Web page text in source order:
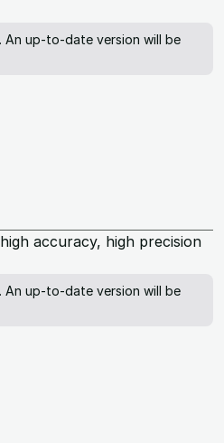
An up-to-date version will be
accuracy, high precision
An up-to-date version will be